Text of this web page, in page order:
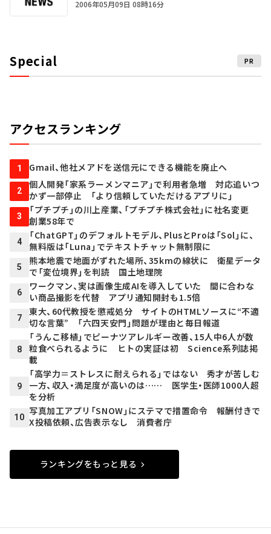
2006年05月09日 08時16分
Special PR
アクセスランキング
1 Gmail、他社メアドを送信元にできる機能を廃止へ
2
個人開発「家系ラーメンマニア」で利用者急増 対応追いつ
かず一部停止 「より信頼していただけるアプリに」
3
「プチプチ」の川上産業、「プチプチ株式会社」に社名変更
創業58年で
4
「ChatGPT」のデフォルトモデル、PlusとProは「Sol」に、
無料版は「Luna」でテキストチャット無制限に
5
熊本地震で地面がずれた場所、35kmの線状に 衛星データ
で「変位境界」を判読 国土地理院
6
ワークマン、実は画像生成AIを導入していた 間に合わな
い商品撮影を代替 アプリ通知開封も1.5倍
7
東大、60代教授を懲戒処分 サイトのHTMLソースに“不適
切な言葉” 「六四天安門」問題が理由と毎日報道
8
「うんこ移植」でピーナツアレルギー改善、15人中6人が数
粒食べられるように ヒトの実証は初 Science系列誌掲
載
9
「高学力＝ストレスに耐えられる」ではない 秀才が苦しむ
一方、収入・満足度が高いのは…… 医学生・医師1000人超
を分析
10
写真加工アプリ「SNOW」にステマで措置命令 報酬付きで
X投稿依頼、広告表示なし 消費者庁
ランキングをもっと見る